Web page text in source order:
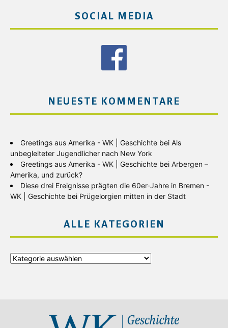
SOCIAL MEDIA
NEUESTE KOMMENTARE
Greetings aus Amerika - WK | Geschichte bei Als
unbegleiteter Jugendlicher nach New York
Greetings aus Amerika - WK | Geschichte bei Arbergen –
Amerika, und zurück?
Diese drei Ereignisse prägten die 60er-Jahre in Bremen -
WK | Geschichte bei Prügelorgien mitten in der Stadt
ALLE KATEGORIEN
Alle